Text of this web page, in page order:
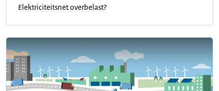
Elektriciteitsnet overbelast?